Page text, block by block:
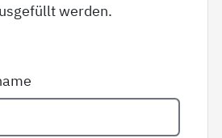
werden.